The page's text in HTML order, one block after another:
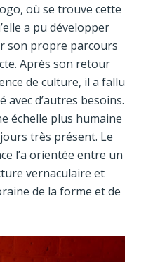
où se trouve cette
a pu développer
son propre parcours
Après son retour
de culture, il a fallu
avec d’autres besoins.
échelle plus humaine
très présent. Le
l’a orientée entre un
vernaculaire et
de la forme et de